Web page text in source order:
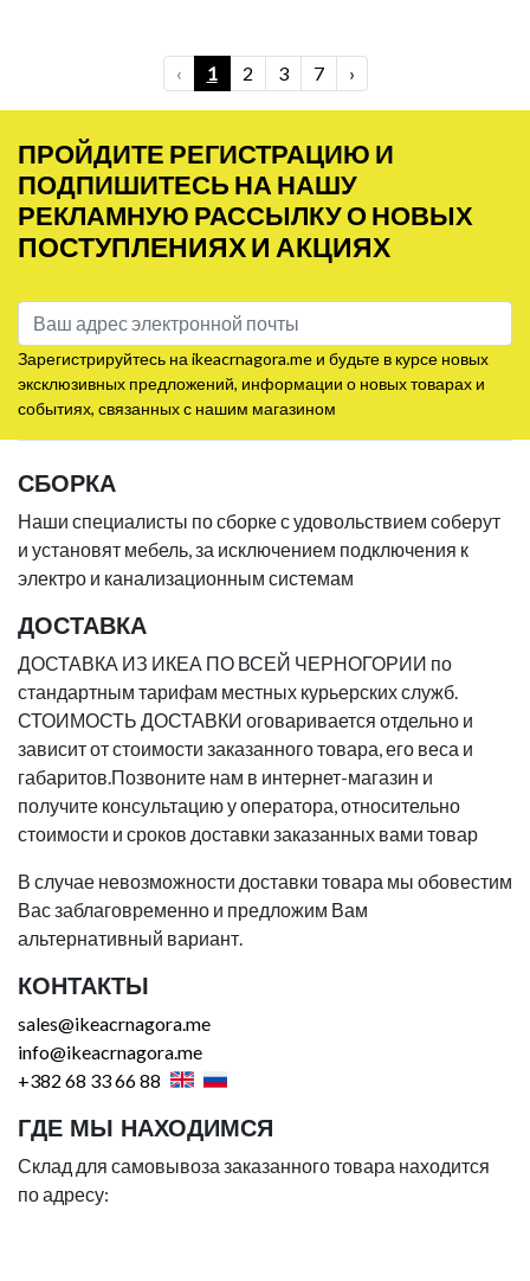
‹ 1 2 3 7 ›
ПРОЙДИТЕ РЕГИСТРАЦИЮ И
ПОДПИШИТЕСЬ НА НАШУ
РЕКЛАМНУЮ РАССЫЛКУ О НОВЫХ
ПОСТУПЛЕНИЯХ И АКЦИЯХ
Зарегистрируйтесь на ikeacrnagora.me и будьте в курсе новых
эксклюзивных предложений, информации о новых товарах и
событиях, связанных с нашим магазином
СБОРКА
Наши специалисты по сборке с удовольствием соберут
и установят мебель, за исключением подключения к
электро и канализационным системам
ДОСТАВКА
ДОСТАВКА ИЗ ИКЕА ПО ВСЕЙ ЧЕРНОГОРИИ по
стандартным тарифам местных курьерских служб.
СТОИМОСТЬ ДОСТАВКИ оговаривается отдельно и
зависит от стоимости заказанного товара, его веса и
габаритов.Позвоните нам в интернет-магазин и
получите консультацию у оператора, относительно
стоимости и сроков доставки заказанных вами товар
В случае невозможности доставки товара мы обовестим
Вас заблаговременно и предложим Вам
альтернативный вариант.
КОНТАКТЫ
sales@ikeacrnagora.me
info@ikeacrnagora.me
+382 68 33 66 88
ГДЕ МЫ НАХОДИМСЯ
Склад для самовывоза заказанного товара находится
по адресу: